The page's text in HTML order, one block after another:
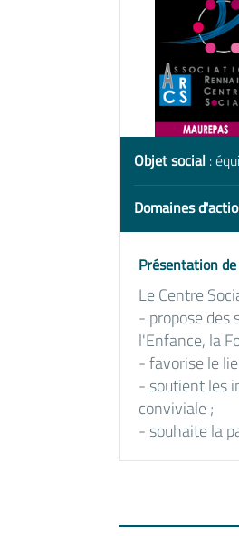
Objet social :
Domaines
Présentation
Le Centre
- propose des
l'Enfance, la
- favorise le
- soutient les
conviviale ;
- souhaite la